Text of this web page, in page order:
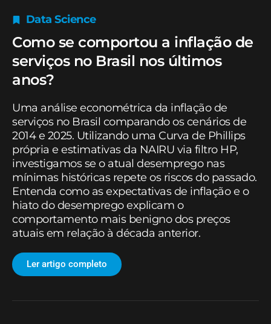
Data Science
Como se comportou a inflação de
serviços no Brasil nos últimos
anos?
Uma análise econométrica da inflação de
serviços no Brasil comparando os cenários de
2014 e 2025. Utilizando uma Curva de Phillips
própria e estimativas da NAIRU via filtro HP,
investigamos se o atual desemprego nas
mínimas históricas repete os riscos do passado.
Entenda como as expectativas de inflação e o
hiato do desemprego explicam o
comportamento mais benigno dos preços
atuais em relação à década anterior.
Ler artigo completo